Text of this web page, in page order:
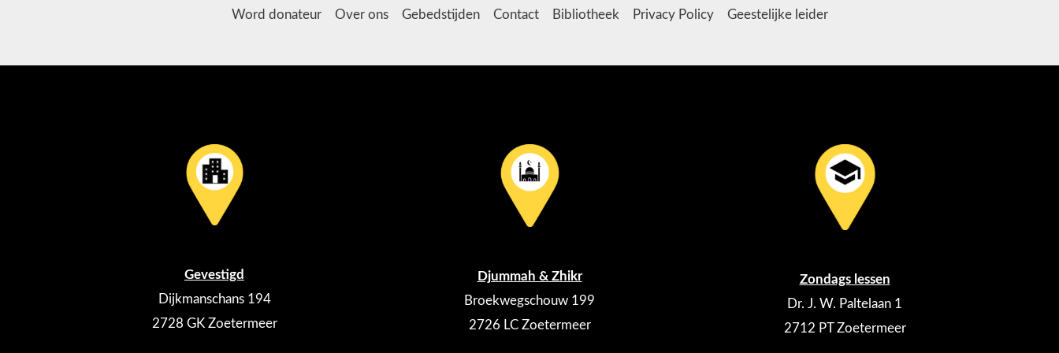
Word donateur Over ons Gebedstijden Contact Bibliotheek Privacy Policy Geestelijke leider
Gevestigd
Dijkmanschans 194
2728 GK Zoetermeer
Djummah & Zhikr
Broekwegschouw 199
2726 LC Zoetermeer
Zondags lessen
Dr. J. W. Paltelaan 1
2712 PT Zoetermeer